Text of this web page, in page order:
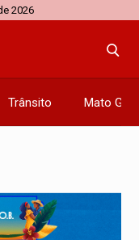
2026
Trânsito Mato